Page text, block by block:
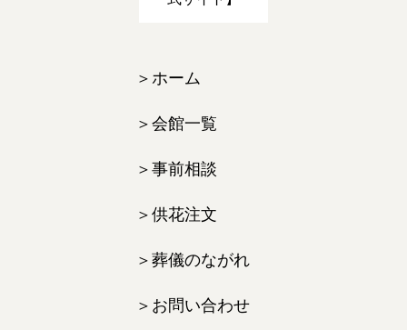
ホーム
会館一覧
事前相談
供花注文
葬儀のながれ
お問い合わせ